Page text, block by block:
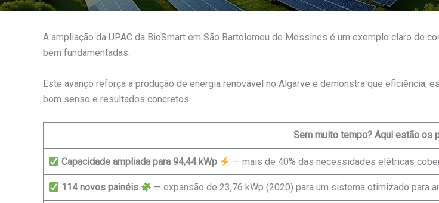
A ampliação da UPAC da BioSmart em São Bartolomeu de Messines é um exemplo claro de
bem fundamentadas.
Este avanço reforça a produção de energia renovável no Algarve e demonstra que eficiência,
bom senso e resultados concretos.
Sem muito tempo? Aqui estão os
Capacidade ampliada para 94,44 kWp — mais de 40% das necessidades elétricas
114 novos painéis — expansão de 23,76 kWp (2020) para um sistema otimizado para